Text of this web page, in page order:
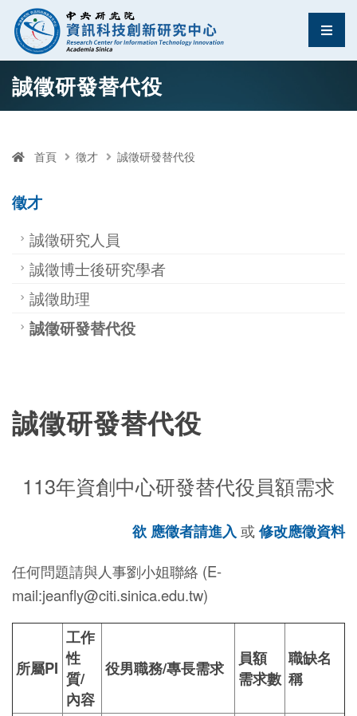
跳至中央區塊/Main Content
資訊科技創新研究中 選
誠徵研發替代役
首頁 徵才 誠徵研發替代役
徵才
誠徵研究人員
誠徵博士後研究學者
誠徵助理
誠徵研發替代役
誠徵研發替代役
113年資創中心研發替代役員額需求
欲 應徵者請進入 或 修改應徵資料
任何問題請與人事劉小姐聯絡 (E-
mail:jeanfly@citi.sinica.edu.tw)
所屬PI
工作
性
質/
內容
役男職務/專長需求
員額
需求數
職缺名
稱